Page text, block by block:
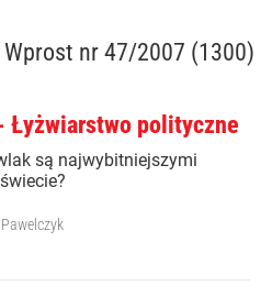
nr 47/2007 (1300)
Łyżwiarstwo polityczne
są najwybitniejszymi